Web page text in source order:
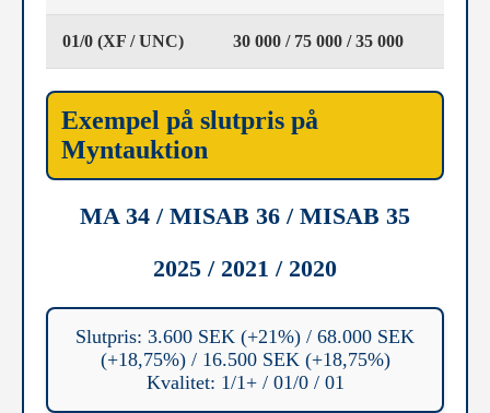
01/0 (XF / UNC) 30 000 / 75 000 / 35 000
Exempel på slutpris på
Myntauktion
MA 34 / MISAB 36 / MISAB 35
2025 / 2021 / 2020
Slutpris: 3.600 SEK (+21%) / 68.000 SEK
(+18,75%) / 16.500 SEK (+18,75%)
Kvalitet: 1/1+ / 01/0 / 01